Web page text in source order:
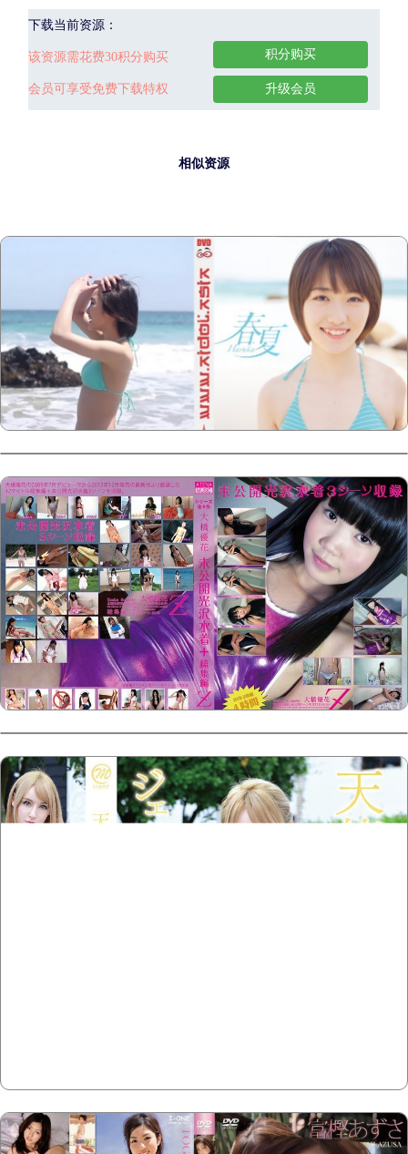
下载当前资源：
该资源需花费30积分购买
会员可享受免费下载特权
积分购买
升级会员
相似资源